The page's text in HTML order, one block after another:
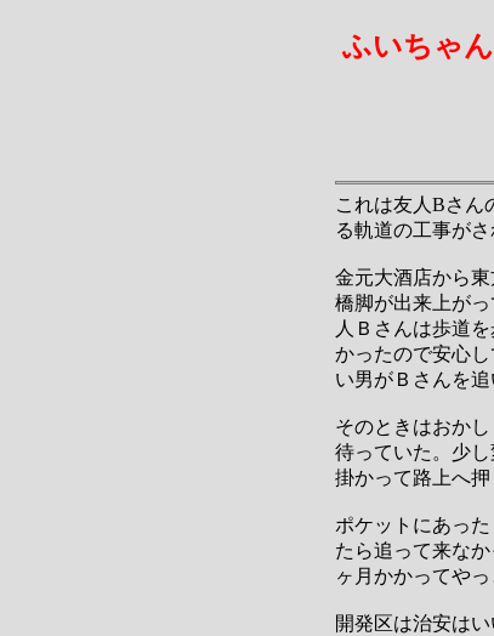
ふいちゃ
これは友人Bさん
る軌道の工事がさ
金元大酒店から
橋脚が出来上が
人Ｂさんは歩道
かったので安心
い男がＢさんを追
そのときはおか
待っていた。少
掛かって路上へ
ポケットにあっ
たら追って来な
ヶ月かかってや
開発区は治安は